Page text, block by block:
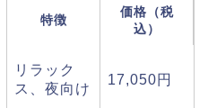
特徴
価格（税
込）
リラック
ス、夜向け
17,050円